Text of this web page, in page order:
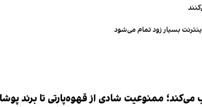
بسیار زود تمام می‌شود
ممنوعیت شادی از قهوه‌پارتی تا برند